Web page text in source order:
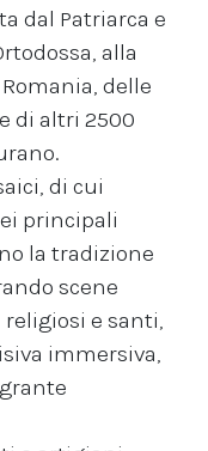
dal Patriarca e
alla
delle
di altri 2500
di cui
principali
la tradizione
scene
e santi,
immersiva,